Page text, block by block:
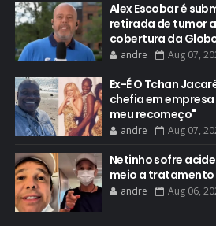
Alex Escobar é
retirada de tumor
cobertura da
andre Aug 07,
Ex-É O Tchan
chefia em
meu recomeço"
andre Aug 07,
Netinho sofre
meio a tratamento
andre Aug 06,